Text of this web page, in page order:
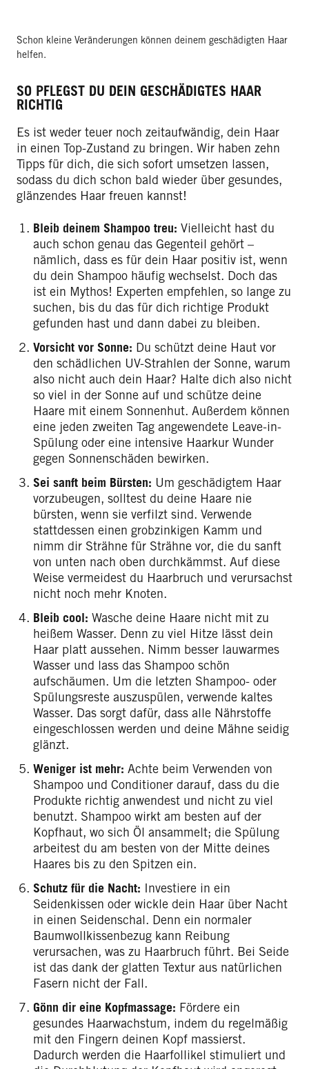
Schon kleine Veränderungen können deinem geschädigten Haar
helfen.
SO PFLEGST DU DEIN GESCHÄDIGTES HAAR
RICHTIG
Es ist weder teuer noch zeitaufwändig, dein Haar
in einen Top-Zustand zu bringen. Wir haben zehn
Tipps für dich, die sich sofort umsetzen lassen,
sodass du dich schon bald wieder über gesundes,
glänzendes Haar freuen kannst!
Bleib deinem Shampoo treu: Vielleicht hast du
auch schon genau das Gegenteil gehört –
nämlich, dass es für dein Haar positiv ist, wenn
du dein Shampoo häufig wechselst. Doch das
ist ein Mythos! Experten empfehlen, so lange zu
suchen, bis du das für dich richtige Produkt
gefunden hast und dann dabei zu bleiben.
Vorsicht vor Sonne: Du schützt deine Haut vor
den schädlichen UV-Strahlen der Sonne, warum
also nicht auch dein Haar? Halte dich also nicht
so viel in der Sonne auf und schütze deine
Haare mit einem Sonnenhut. Außerdem können
eine jeden zweiten Tag angewendete Leave-in-
Spülung oder eine intensive Haarkur Wunder
gegen Sonnenschäden bewirken.
Sei sanft beim Bürsten: Um geschädigtem Haar
vorzubeugen, solltest du deine Haare nie
bürsten, wenn sie verfilzt sind. Verwende
stattdessen einen grobzinkigen Kamm und
nimm dir Strähne für Strähne vor, die du sanft
von unten nach oben durchkämmst. Auf diese
Weise vermeidest du Haarbruch und verursachst
nicht noch mehr Knoten.
Bleib cool: Wasche deine Haare nicht mit zu
heißem Wasser. Denn zu viel Hitze lässt dein
Haar platt aussehen. Nimm besser lauwarmes
Wasser und lass das Shampoo schön
aufschäumen. Um die letzten Shampoo- oder
Spülungsreste auszuspülen, verwende kaltes
Wasser. Das sorgt dafür, dass alle Nährstoffe
eingeschlossen werden und deine Mähne seidig
glänzt.
Weniger ist mehr: Achte beim Verwenden von
Shampoo und Conditioner darauf, dass du die
Produkte richtig anwendest und nicht zu viel
benutzt. Shampoo wirkt am besten auf der
Kopfhaut, wo sich Öl ansammelt; die Spülung
arbeitest du am besten von der Mitte deines
Haares bis zu den Spitzen ein.
Schutz für die Nacht: Investiere in ein
Seidenkissen oder wickle dein Haar über Nacht
in einen Seidenschal. Denn ein normaler
Baumwollkissenbezug kann Reibung
verursachen, was zu Haarbruch führt. Bei Seide
ist das dank der glatten Textur aus natürlichen
Fasern nicht der Fall.
Gönn dir eine Kopfmassage: Fördere ein
gesundes Haarwachstum, indem du regelmäßig
mit den Fingern deinen Kopf massierst.
Dadurch werden die Haarfollikel stimuliert und